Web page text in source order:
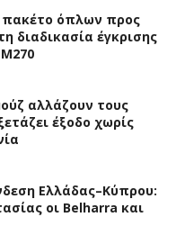
πακέτο όπλων προς
διαδικασία έγκρισης
αλλάζουν τους
έξοδο χωρίς
Ελλάδας–Κύπρου:
οι Belharra και